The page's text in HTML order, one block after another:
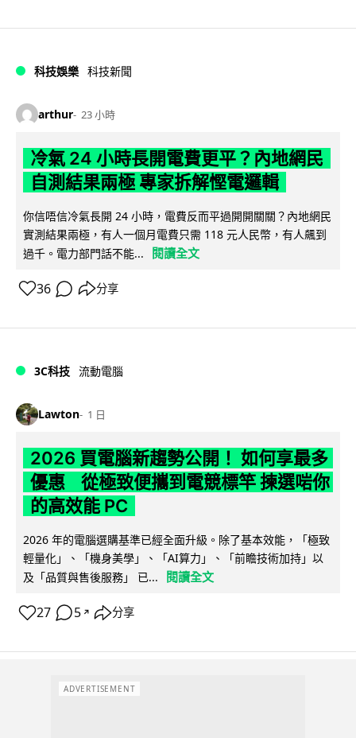
科技娛樂 科技新聞
arthur 23 小時
冷氣 24 小時長開電費更平？內地網民
自測結果兩極 專家拆解慳電邏輯
你信唔信冷氣長開 24 小時，電費反而平過開開關關？內地網民
實測結果兩極，有人一個月電費只需 118 元人民幣，有人飆到
過千。電力部門話不能...
閱讀全文
36 分享
3C科技 流動電腦
Lawton 1 日
2026 買電腦新趨勢公開！ 如何享最多
優惠 從極致便攜到電競標竿 揀選啱你
的高效能 PC
2026 年的電腦選購基準已經全面升級。除了基本效能，「極致
輕量化」、「機身美學」、「AI算力」、「前瞻技術加持」以
及「品質與售後服務」 已...
閱讀全文
27 5 ↗ 分享
ADVERTISEMENT